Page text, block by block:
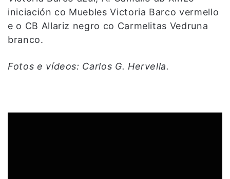
iniciación co Muebles Victoria Barco vermello
e o CB Allariz negro co Carmelitas Vedruna
branco.
Fotos e vídeos: Carlos G. Hervella.